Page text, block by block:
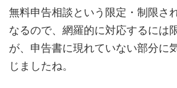
無料申告相談という限定・制限さ
なるので、網羅的に対応するには
が、申告書に現れていない部分に
じましたね。